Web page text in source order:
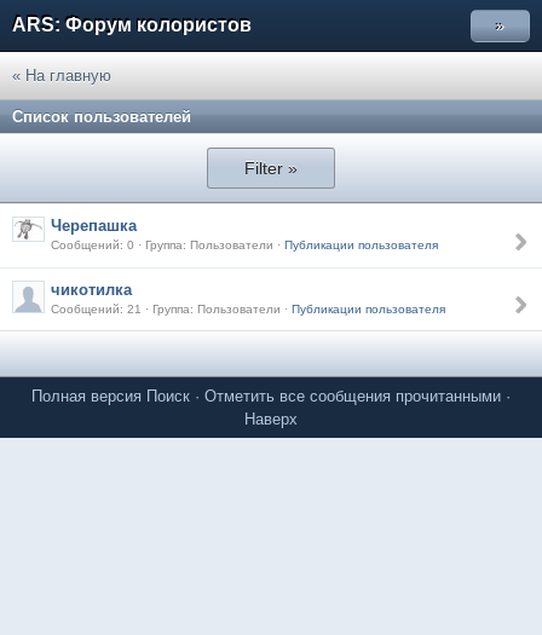
ARS: Форум колористов »
« На главную
Список пользователей
Filter »
Черепашка
Сообщений: 0 · Группа: Пользователи · Публикации пользователя
чикотилка
Сообщений: 21 · Группа: Пользователи · Публикации пользователя
Полная версия Поиск · Отметить все сообщения прочитанными ·
Наверх